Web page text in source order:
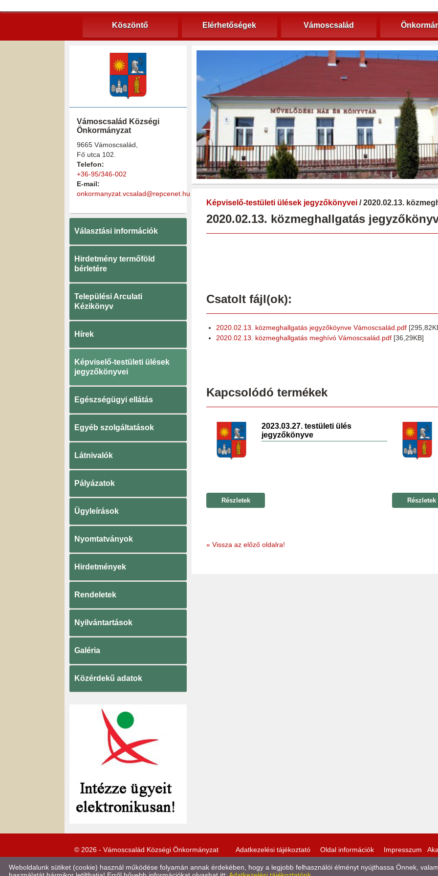
Köszöntő Elérhetőségek Vámoscsalád
Vámoscsalád Községi
Önkormányzat
9665 Vámoscsalád,
Fő utca 102.
Telefon:
+36-95/346-002
E-mail:
onkormanyzat.vcsalad@repcenet.hu
Választási információk
Hirdetmény termőföld
bérletére
Települési Arculati
Kézikönyv
Hírek
Képviselő-testületi ülések
jegyzőkönyvei
Egészségügyi ellátás
Egyéb szolgáltatások
Látnivalók
Pályázatok
Ügyleírások
Nyomtatványok
Hirdetmények
Rendeletek
Nyilvántartások
Galéria
Közérdekű adatok
Képviselő-testületi ülések jegyzőkönyvei / 2020.02.13.
2020.02.13. közmeghallgatás
Csatolt fájl(ok):
2020.02.13. közmeghallgatás jegyzőköynve Vámoscsalád.pdf
2020.02.13. közmeghallgatás meghívó Vámoscsalád.pdf [36,29KB]
Kapcsolódó termékek
2023.03.27. testületi ülés
jegyzőkönyve
Részletek Részletek
« Vissza az előző oldalra!
© 2026 - Vámoscsalád Községi Önkormányzat Adatkezelési tájékoztató Oldal információk Impresszum
Weboldalunk sütiket (cookie) használ működése folyamán annak érdekében, hogy a legjobb felhasználói élményt nyújthassa Önnek,